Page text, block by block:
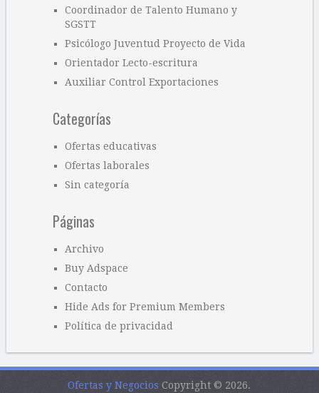
Coordinador de Talento Humano y
SGSTT
Psicólogo Juventud Proyecto de Vida
Orientador Lecto-escritura
Auxiliar Control Exportaciones
Categorías
Ofertas educativas
Ofertas laborales
Sin categoría
Páginas
Archivo
Buy Adspace
Contacto
Hide Ads for Premium Members
Política de privacidad
Ofertas y Negocios Copyright © 2026.